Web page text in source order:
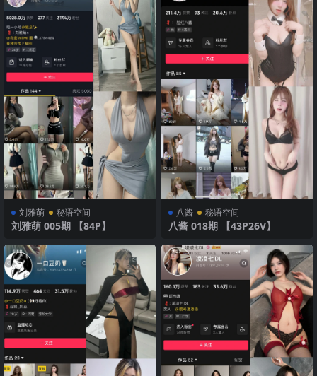
刘雅萌 秘语空间
刘雅萌 005期 【84P】
八酱 秘语空间
八酱 018期 【43P26V】